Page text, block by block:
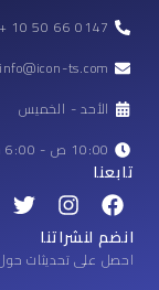
0147 66 50 10 +20
info@icon-ts.com
الأحد - الخميس
10:00 ص - 6:00 م
تابعنا
F
a
c
e
I
n
s
t
a
T
w
t
انضم لنشراتنا
احصل على تحديثات حول